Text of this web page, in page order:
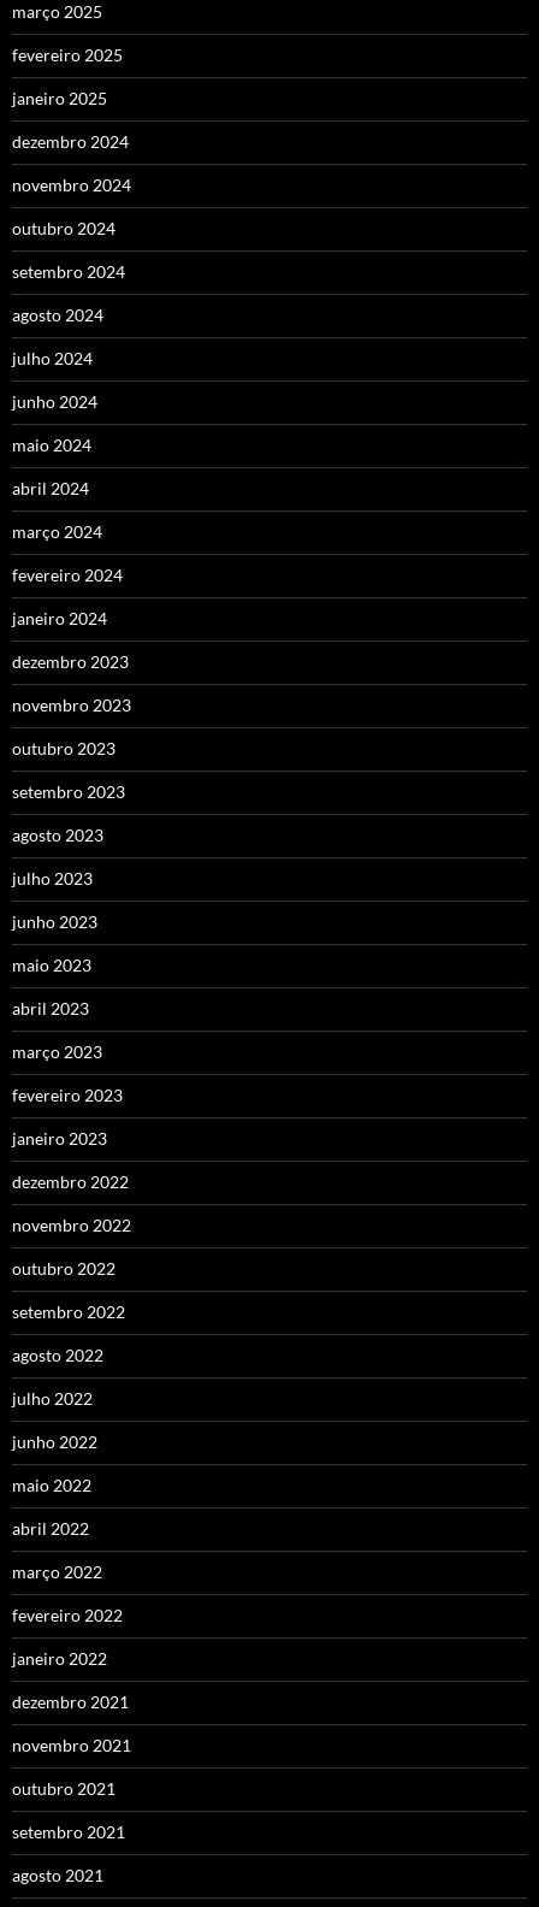
março 2025
fevereiro 2025
janeiro 2025
dezembro 2024
novembro 2024
outubro 2024
setembro 2024
agosto 2024
julho 2024
junho 2024
maio 2024
abril 2024
março 2024
fevereiro 2024
janeiro 2024
dezembro 2023
novembro 2023
outubro 2023
setembro 2023
agosto 2023
julho 2023
junho 2023
maio 2023
abril 2023
março 2023
fevereiro 2023
janeiro 2023
dezembro 2022
novembro 2022
outubro 2022
setembro 2022
agosto 2022
julho 2022
junho 2022
maio 2022
abril 2022
março 2022
fevereiro 2022
janeiro 2022
dezembro 2021
novembro 2021
outubro 2021
setembro 2021
agosto 2021